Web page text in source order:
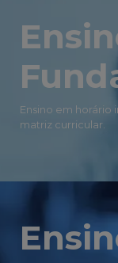
Ensino em horário
matriz curricular.